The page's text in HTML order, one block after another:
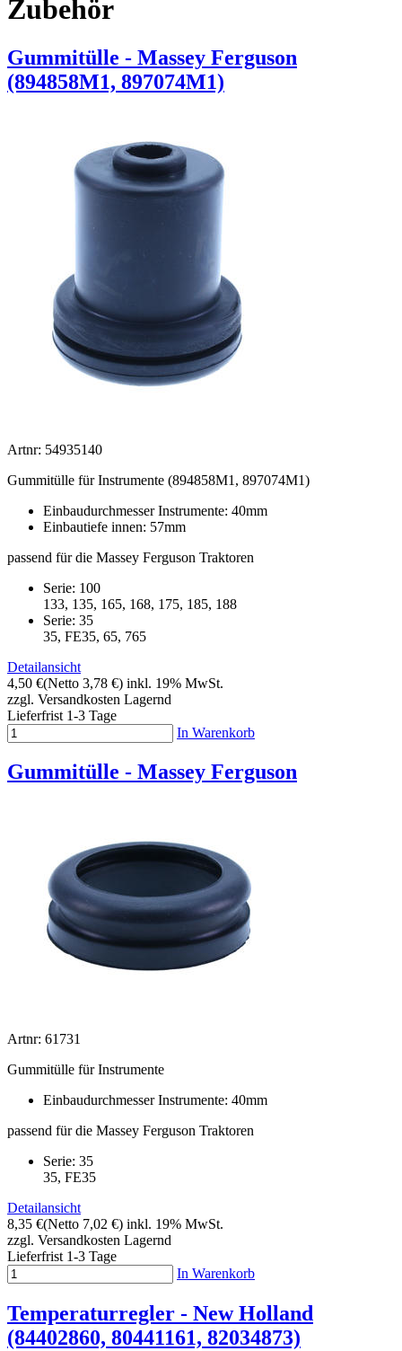
Zubehör
Gummitülle - Massey Ferguson
(894858M1, 897074M1)
Artnr: 54935140
Gummitülle für Instrumente (894858M1, 897074M1)
Einbaudurchmesser Instrumente: 40mm
Einbautiefe innen: 57mm
passend für die Massey Ferguson Traktoren
Serie: 100
133, 135, 165, 168, 175, 185, 188
Serie: 35
35, FE35, 65, 765
Detailansicht
4,50 €(Netto 3,78 €) inkl. 19% MwSt.
zzgl. Versandkosten Lagernd
Lieferfrist 1-3 Tage
In Warenkorb
Gummitülle - Massey Ferguson
Artnr: 61731
Gummitülle für Instrumente
Einbaudurchmesser Instrumente: 40mm
passend für die Massey Ferguson Traktoren
Serie: 35
35, FE35
Detailansicht
8,35 €(Netto 7,02 €) inkl. 19% MwSt.
zzgl. Versandkosten Lagernd
Lieferfrist 1-3 Tage
In Warenkorb
Temperaturregler - New Holland
(84402860, 80441161, 82034873)